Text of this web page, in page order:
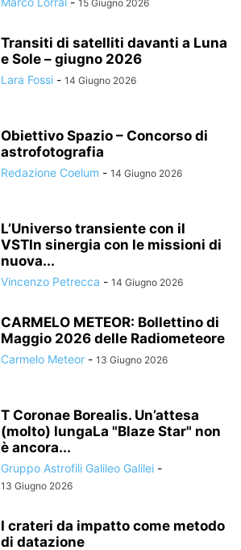
15 Giugno 2026
Transiti di satelliti davanti a Luna
e Sole – giugno 2026
Lara Fossi - 14 Giugno 2026
Obiettivo Spazio – Concorso di
astrofotografia
Redazione Coelum - 14 Giugno 2026
L’Universo transiente con il
VSTIn sinergia con le missioni di
nuova...
Vincenzo Petrecca - 14 Giugno 2026
CARMELO METEOR: Bollettino di
Maggio 2026 delle Radiometeore
Carmelo Meteor - 13 Giugno 2026
T Coronae Borealis. Un’attesa
(molto) lungaLa "Blaze Star" non
è ancora...
Gruppo Astrofili Galileo Galilei -
13 Giugno 2026
I crateri da impatto come metodo
di datazione